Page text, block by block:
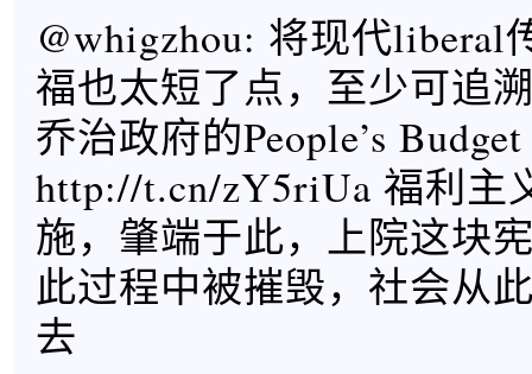
@whigzhou: 将现代liberal
福也太短了点，至少可追
乔治政府的People’s Budget
http://t.cn/zY5riUa 福利主
施，肇端于此，上院这块
此过程中被摧毁，社会从
去